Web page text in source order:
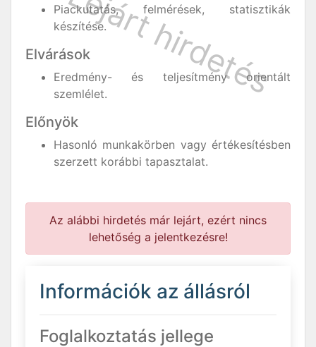
Piackutatás, felmérések, statisztikák
készítése.
Elvárások
Eredmény- és teljesítmény orientált
szemlélet.
Előnyök
Hasonló munkakörben vagy értékesítésben
szerzett korábbi tapasztalat.
Az alábbi hirdetés már lejárt, ezért nincs
lehetőség a jelentkezésre!
Információk az állásról
Foglalkoztatás jellege